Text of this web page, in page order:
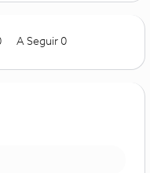
A Seguir 0